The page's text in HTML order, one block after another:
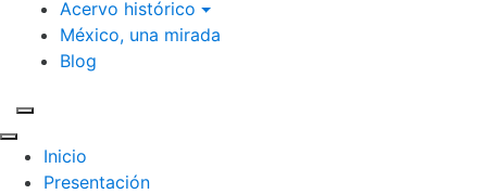
Acervo histórico
México, una mirada
Blog
Inicio
Presentación